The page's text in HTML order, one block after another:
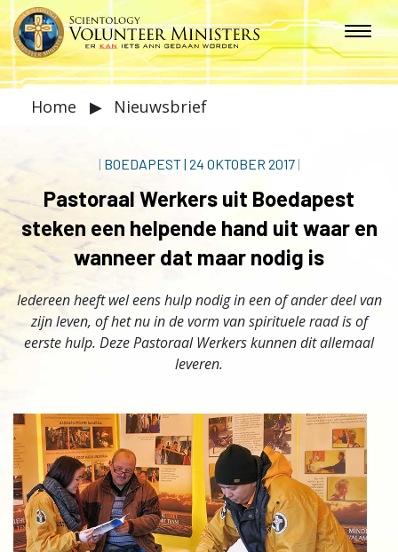
Home ▶ Nieuwsbrief
| BOEDAPEST| 24 OKTOBER 2017 |
Pastoraal Werkers uit Boedapest
steken een helpende hand uit waar en
wanneer dat maar nodig is
Iedereen heeft wel eens hulp nodig in een of ander deel van
zijn leven, of het nu in de vorm van spirituele raad is of
eerste hulp. Deze Pastoraal Werkers kunnen dit allemaal
leveren.